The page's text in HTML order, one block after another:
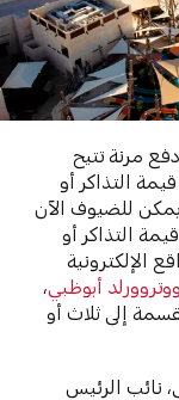
مرنة تتيح
التذاكر أو
للضيوف الآن
التذاكر أو
الإلكترونية
أبوظبي ،
إلى ثلاث أو
نائب الرئيس